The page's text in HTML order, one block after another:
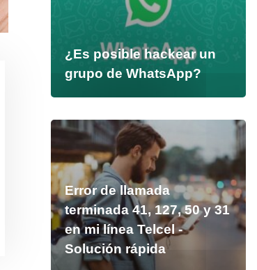
¿Es posible hackear un
grupo de WhatsApp?
Error de llamada
terminada 41, 127, 50 y 31
en mi línea Telcel -
Solución rápida